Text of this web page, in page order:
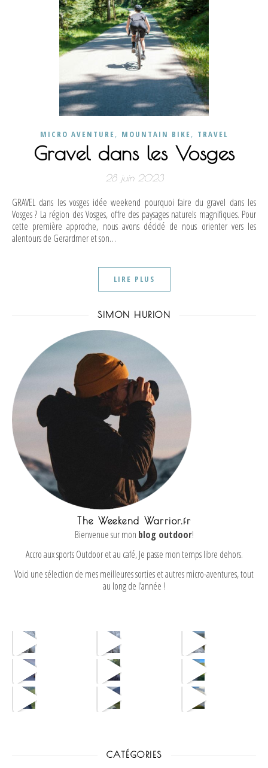
MICRO AVENTURE, MOUNTAIN BIKE, TRAVEL
Gravel dans les Vosges
28 juin 2023
GRAVEL dans les vosges idée weekend pourquoi faire du gravel dans les
Vosges ? La région des Vosges, offre des paysages naturels magnifiques. Pour
cette première approche, nous avons décidé de nous orienter vers les
alentours de Gerardmer et son…
LIRE PLUS
SIMON HURION
The Weekend Warrior.fr
Bienvenue sur mon blog outdoor!
Accro aux sports Outdoor et au café, Je passe mon temps libre dehors.
Voici une sélection de mes meilleures sorties et autres micro-aventures, tout
au long de l’année !
CATÉGORIES